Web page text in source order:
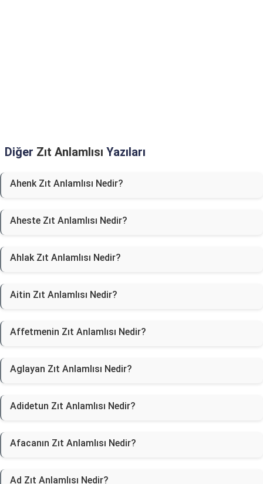
Diğer Zıt Anlamlısı Yazıları
Ahenk Zıt Anlamlısı Nedir?
Aheste Zıt Anlamlısı Nedir?
Ahlak Zıt Anlamlısı Nedir?
Aitin Zıt Anlamlısı Nedir?
Affetmenin Zıt Anlamlısı Nedir?
Aglayan Zıt Anlamlısı Nedir?
Adidetun Zıt Anlamlısı Nedir?
Afacanın Zıt Anlamlısı Nedir?
Ad Zıt Anlamlısı Nedir?